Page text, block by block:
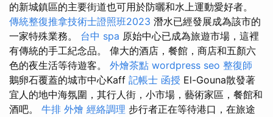
的新城鎮區的主要街道也可用於防曬和水上運動愛好者。
傳統整復推拿技術士證照班2023 潛水已經發展成為該市的
一家特殊業務。 台中 spa 原始中心已成為旅遊市場，這裡
有傳統的手工紀念品。 偉大的酒店，餐館，商店和五顏六
色的夜生活等待遊客。 外燴茶點 wordpress seo 整復師
鵝卵石覆蓋的城市中心Kaff 記帳士 函授 El-Gouna散發著
宜人的地中海氛圍，其行人街，小市場，藝術家區，餐館和
酒吧。 牛排 外燴 經絡調理 步行者正在等待港口，在旅途